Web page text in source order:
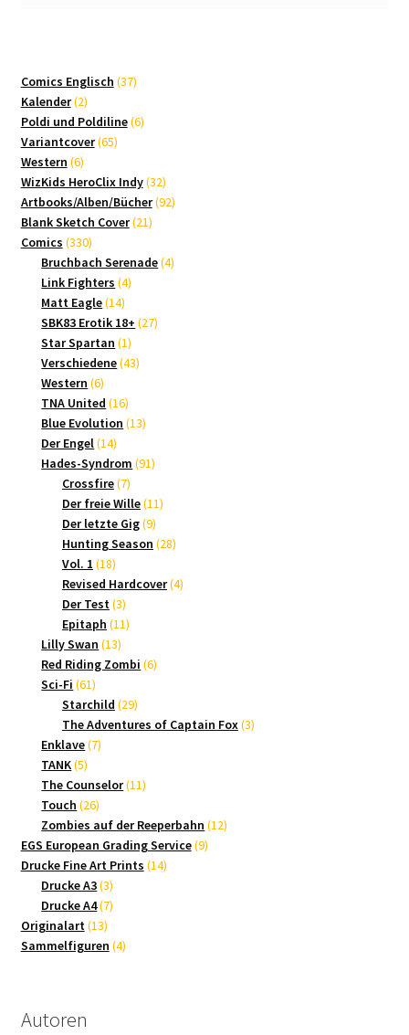
Comics Englisch 3737
Kalender 22
Produkte
Poldi und Poldiline 66
Variantcover 6565
Western 66
Produkte
WizKids HeroClix Indy 3232
Produkte
Artbooks/Alben/Bücher 9292
Blank Sketch Cover 2121
Comics 330330
Produkte
Bruchbach Serenade 44
Link Fighters 44
Matt Eagle 1414
Produkte
SBK83 Erotik 18+ 2727
Star Spartan 11
Produkt
Verschiedene 4343
Western 66
Produkte
TNA United 1616
Produkte
Blue Evolution 1313
Der Engel 1414
Produkte
Hades-Syndrom 9191
Crossfire 77
Produkte
Der freie Wille 1111
Der letzte Gig 99
Produkte
Hunting Season 2828
Vol. 1 1818
Produkte
Revised Hardcover 44
Der Test 33
Produkte
Epitaph 1111
Lilly Swan 1313
Produkte
Red Riding Zombi 66
Sci-Fi 6161
Produkte
Starchild 2929
Produkte
The Adventures of Captain Fox 33
Enklave 77
TANK 55
Produkte
The Counselor 1111
Touch 2626
Produkte
Zombies auf der Reeperbahn 1212
EGS European Grading Service 99
Drucke Fine Art Prints 1414
Drucke A3 33
Produkte
Drucke A4 77
Originalart 1313
Produkte
Sammelfiguren 44
Autoren